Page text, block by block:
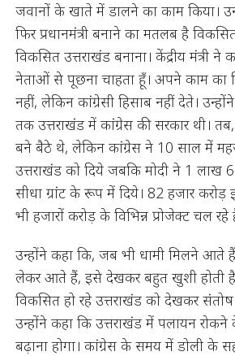
जवानों के खाते में डालने का काम किया।
फिर प्रधानमंत्री बनाने का मतलब है
विकसित उत्तराखंड बनाना। केंद्रीय मंत्री ने
नेताओं से पूछना चाहता हूँ। अपने काम का
नहीं, लेकिन कांग्रेसी हिसाब नहीं देते।
तक उत्तराखंड में कांग्रेस की सरकार थी।
बने बैठे थे, लेकिन कांग्रेस ने 10 साल में
उत्तराखंड को दिये जबकि मोदी ने 1 लाख
सीधा ग्रांट के रूप में दिये। 82 हजार
भी हजारों करोड़ के विभिन्न प्रोजेक्ट चल रहे
उन्होंने कहा कि, जब भी धामी मिलने आते
लेकर आते हैं, इसे देखकर बहुत खुशी
विकसित हो रहे उत्तराखंड को देखकर
उन्होंने कहा कि उत्तराखंड में पलायन
बढ़ाना होगा। कांग्रेस के समय में डोली के